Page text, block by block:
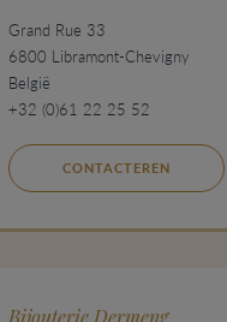
Grand Rue 33
6800 Libramont-Chevigny
België
+32 (0)61 22 25 52
CONTACTEREN